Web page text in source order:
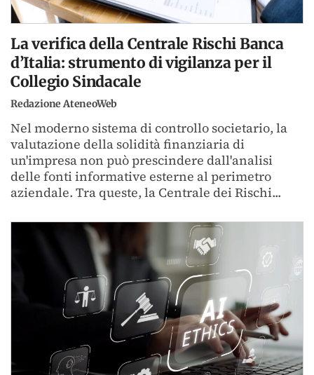
La verifica della Centrale Rischi Banca
d’Italia: strumento di vigilanza per il
Collegio Sindacale
Redazione AteneoWeb
Nel moderno sistema di controllo societario, la
valutazione della solidità finanziaria di
un'impresa non può prescindere dall'analisi
delle fonti informative esterne al perimetro
aziendale. Tra queste, la Centrale dei Rischi...